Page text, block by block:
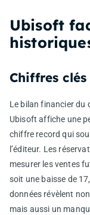
Ubisoft
Chiffres
Le bilan financier du
Ubisoft affiche une
chiffre record qui
l’éditeur. Les
mesurer les ventes
soit une baisse de
données révèlent
mais aussi un